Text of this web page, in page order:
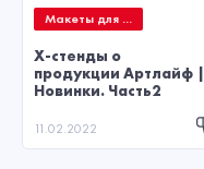
Макеты для ...
X-стенды о
продукции Артлайф |
Новинки. Часть2
11.02.2022